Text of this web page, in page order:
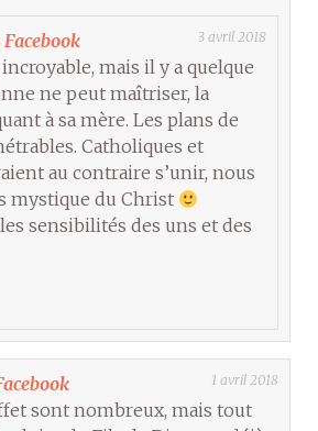
3 avril 2018
mais il y a quelque
ne peut maîtriser, la
à sa mère. Les plans de
Catholiques et
au contraire s’unir, nous
mystique du Christ
sensibilités des uns et des
1 avril 2018
sont nombreux, mais tout